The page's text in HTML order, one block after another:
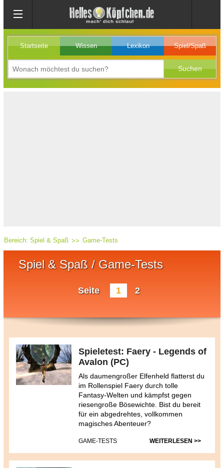
Startseite Wissen Lexikon Spiel/Spaß
Bereich: Spiel & Spaß Game-Tests
Spiel & Spaß / Game-Tests
Seite 1 2
Spieletest: Faery - Legends of
Avalon (PC)
Als daumengroßer Elfenheld flatterst du
im Rollenspiel Faery durch tolle
Fantasy-Welten und kämpfst gegen
riesengroße Bösewichte. Bist du bereit
für ein abgedrehtes, vollkommen
magisches Abenteuer?
GAME-TESTS WEITERLESEN >>